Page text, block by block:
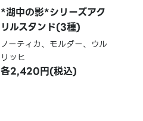
*湖中の影*シリーズアク
リルスタンド(3種)
ノーティカ、モルダー、ウル
リッヒ
各2,420円(税込)